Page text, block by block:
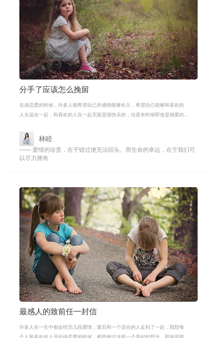
分手了应该怎么挽留
在谈恋爱的时候，许多人都希望自己的感情能够长久，希望自己能够和喜欢的
人永远在一起，和喜欢的人在一起无疑是很快乐的，但是有时候即使是相爱的
林睦
—— 爱情的珍贵，在于错过便无法回头。而生命的幸运，在于我们可
以尽力拥有
最感人的致前任一封信
许多人在一生中都会经历几段爱情，最后和一个适合的人走到了一起，我想每
个人和喜欢的人开始谈恋爱的时候，都曾抱过这样一个美好的想法，那就是能